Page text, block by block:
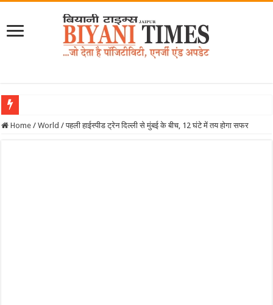
Home / World / पहली हाईस्पीड ट्रेन दिल्ली से मुंबई के बीच, 12 घंटे में तय होगा सफर